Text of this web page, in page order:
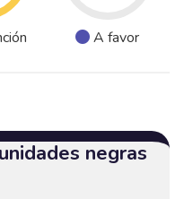
A favor
negras